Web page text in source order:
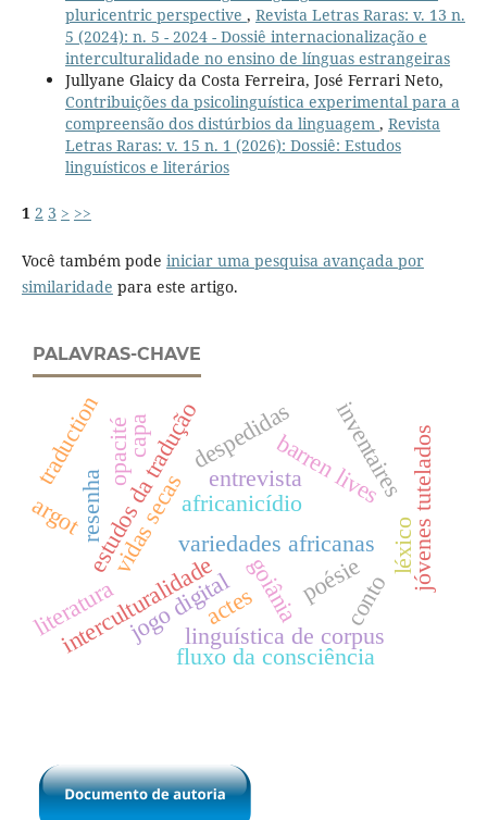
pluricentric perspective , Revista Letras Raras: v. 13 n.
5 (2024): n. 5 - 2024 - Dossiê internacionalização e
interculturalidade no ensino de línguas estrangeiras
Jullyane Glaicy da Costa Ferreira, José Ferrari Neto,
Contribuições da psicolinguística experimental para a
compreensão dos distúrbios da linguagem , Revista
Letras Raras: v. 15 n. 1 (2026): Dossiê: Estudos
linguísticos e literários
1 2 3 > >>
Você também pode iniciar uma pesquisa avançada por
similaridade para este artigo.
PALAVRAS-CHAVE
interculturalidade
variedades africanas
africanicídio
goiânia
linguística de corpus
vidas secas
barren lives
estudos da tradução
resenha
jogo digital
despedidas
entrevista inventaires
poésie
opacité
traduction
argot
léxicojóvenes tutelados
literatura
capa
fluxo da consciência
conto
actes